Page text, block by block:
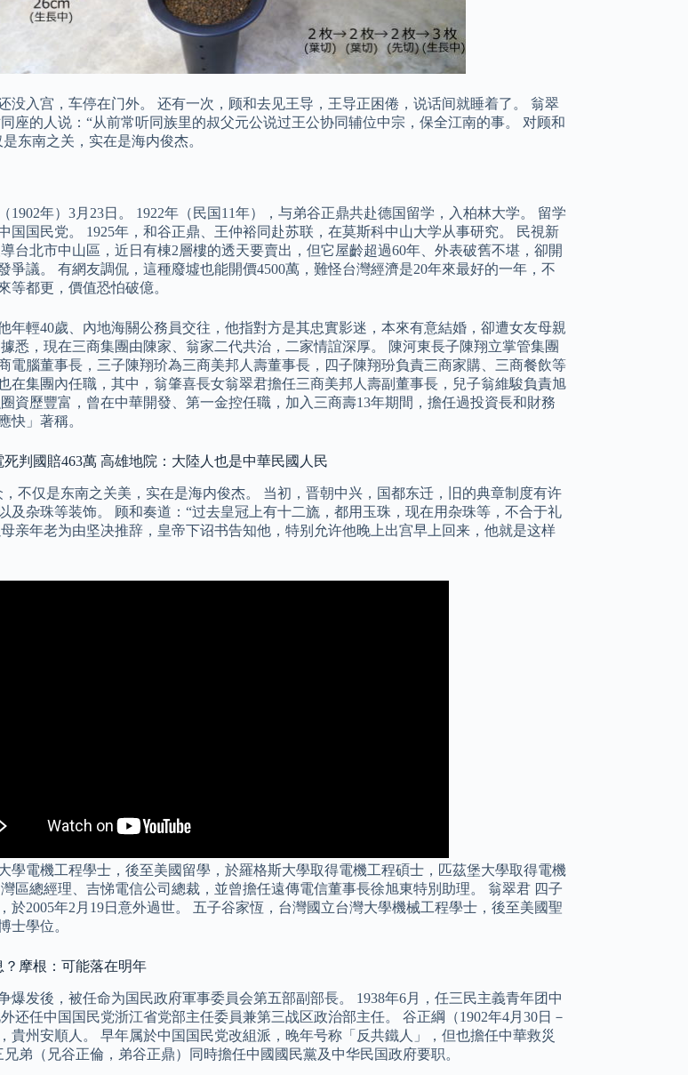
没入宫，车停在门外。 还有一次，顾和去见王导，王导正困倦，说话间就睡着了。 翁翠
座的人说：“从前常听同族里的叔父元公说过王公协同辅位中宗，保全江南的事。 对顾和
东南之关，实在是海内俊杰。
1902年）3月23日。 1922年（民国11年），与弟谷正鼎共赴德国留学，入柏林大学。 留学
国国民党。 1925年，和谷正鼎、王仲裕同赴苏联，在莫斯科中山大学从事研究。 民視新
台北市中山區，近日有棟2層樓的透天要賣出，但它屋齡超過60年、外表破舊不堪，卻開
爭議。 有網友調侃，這種廢墟也能開價4500萬，難怪台灣經濟是20年來最好的一年，不
等都更，價值恐怕破億。
年輕40歲、內地海關公務員交往，他指對方是其忠實影迷，本來有意結婚，卻遭女友母親
悉，現在三商集團由陳家、翁家二代共治，二家情誼深厚。 陳河東長子陳翔立掌管集團
電腦董事長，三子陳翔玠為三商美邦人壽董事長，四子陳翔玢負責三商家購、三商餐飲等
在集團內任職，其中，翁肇喜長女翁翠君擔任三商美邦人壽副董事長，兒子翁維駿負責旭
資歷豐富，曾在中華開發、第一金控任職，加入三商壽13年期間，擔任過投資長和財務
快」著稱。
判國賠463萬 高雄地院：大陸人也是中華民國人民
不仅是东南之关美，实在是海内俊杰。 当初，晋朝中兴，国都东迁，旧的典章制度有许
及杂珠等装饰。 顾和奏道：“过去皇冠上有十二旒，都用玉珠，现在用杂珠等，不合于礼
亲年老为由坚决推辞，皇帝下诏书告知他，特别允许他晚上出宫早上回来，他就是这样
學電機工程學士，後至美國留學，於羅格斯大學取得電機工程碩士，匹茲堡大學取得電機
區總經理、吉悌電信公司總裁，並曾擔任遠傳電信董事長徐旭東特別助理。 翁翠君 四子
於2005年2月19日意外過世。 五子谷家恆，台灣國立台灣大學機械工程學士，後至美國聖
士學位。
摩根：可能落在明年
爆发後，被任命为国民政府軍事委員会第五部副部長。 1938年6月，任三民主義青年团中
还任中国国民党浙江省党部主任委員兼第三战区政治部主任。 谷正綱（1902年4月30日－
貴州安順人。 早年属於中国国民党改組派，晚年号称「反共鐵人」，但也擔任中華救災
弟（兄谷正倫，弟谷正鼎）同時擔任中國國民黨及中华民国政府要职。